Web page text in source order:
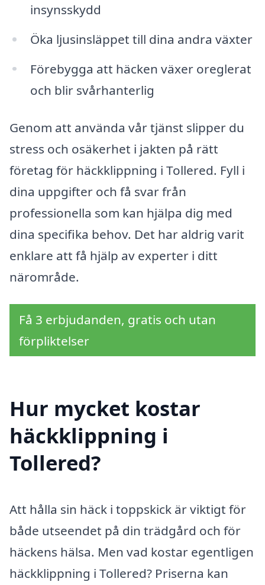
insynsskydd
Öka ljusinsläppet till dina andra växter
Förebygga att häcken växer oreglerat
och blir svårhanterlig
Genom att använda vår tjänst slipper du
stress och osäkerhet i jakten på rätt
företag för häckklippning i Tollered. Fyll i
dina uppgifter och få svar från
professionella som kan hjälpa dig med
dina specifika behov. Det har aldrig varit
enklare att få hjälp av experter i ditt
närområde.
Få 3 erbjudanden, gratis och utan
förpliktelser
Hur mycket kostar
häckklippning i
Tollered?
Att hålla sin häck i toppskick är viktigt för
både utseendet på din trädgård och för
häckens hälsa. Men vad kostar egentligen
häckklippning i Tollered? Priserna kan